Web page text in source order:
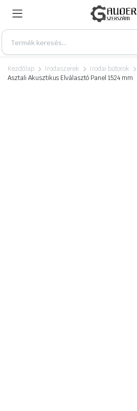
Kezdőlap Irodaszerek
Irodai bútorok
Asztali Akusztikus Elválasztó Panel 1524 mm